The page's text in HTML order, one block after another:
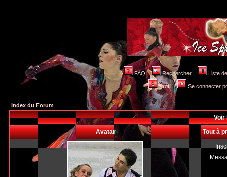
FAQ Rechercher Liste
Profil Se connecter
Index du Forum
Voir
Avatar
Tout à